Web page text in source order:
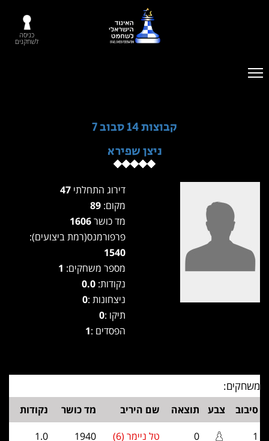
כניסה
לשחקנים
קבוצות 14 סבוב 7
ניצן שפירא
דירוג התחלתי
מקום:
מד כושר
פרפורמנס(רמת ביצועים):
1540
מספר משחקים:
נקודות: 0.0
ניצחונות :0
תיקו :0
הפסדים :1
משחקים:
סיבוב צבע תוצאה שם היריב מד כושר
נקודות
1
0 טל ניימר (6) 1940
1.0